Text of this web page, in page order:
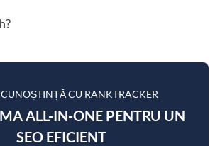
CU RANKTRACKER
ALL-IN-ONE PENTRU UN
SEO EFICIENT